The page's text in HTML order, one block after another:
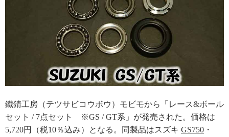
鐵錆工房（テツサビコウボウ）モビモから「レース&ボール
セット / 7点セット ※GS / GT系」が発売された。価格は
5,720円（税10％込み）となる。同製品はスズキ GS750 ・